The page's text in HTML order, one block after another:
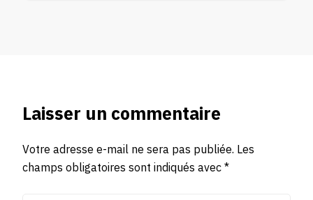
Laisser un commentaire
Votre adresse e-mail ne sera pas publiée. Les
champs obligatoires sont indiqués avec*